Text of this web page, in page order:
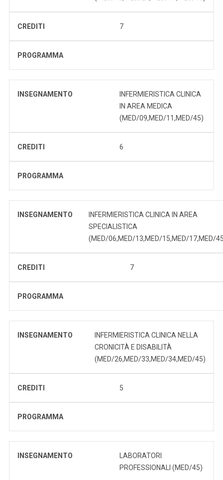
CREDITI 7
PROGRAMMA
INSEGNAMENTO
INFERMIERISTICA CLINICA
IN AREA MEDICA
(MED/09,MED/11,MED/45)
CREDITI 6
PROGRAMMA
INSEGNAMENTO
INFERMIERISTICA CLINICA IN AREA
SPECIALISTICA
(MED/06,MED/13,MED/15,MED/17,MED/
CREDITI 7
PROGRAMMA
INSEGNAMENTO
INFERMIERISTICA CLINICA NELLA
CRONICITÀ E DISABILITÀ
(MED/26,MED/33,MED/34,MED/45)
CREDITI 5
PROGRAMMA
INSEGNAMENTO
LABORATORI
PROFESSIONALI (MED/45)